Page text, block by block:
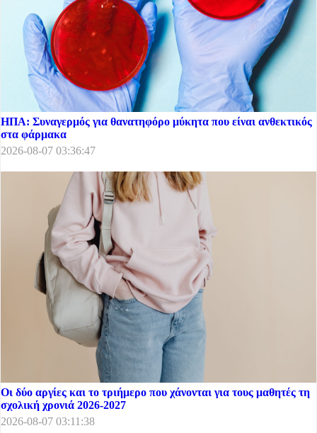
ΗΠΑ: Συναγερμός για θανατηφόρο μύκητα που είναι ανθεκτικός
στα φάρμακα
2026-08-07 03:36:47
Οι δύο αργίες και το τριήμερο που χάνονται για τους μαθητές τη
σχολική χρονιά 2026-2027
2026-08-07 03:11:38